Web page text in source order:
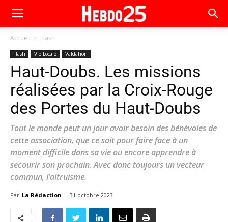
Accueil Flash
Flash Vie Locale Valdahon
Haut-Doubs. Les missions
réalisées par la Croix-Rouge
des Portes du Haut-Doubs
Tout le monde peut un jour avoir besoin des bénévoles de
cette association, que ce soit pour faire face à un
moment difficile dans sa vie ou encore apprendre à
secourir son prochain. Avec donc toujours un vecteur
commun, l’altruisme.
Par La Rédaction - 31 octobre 2023